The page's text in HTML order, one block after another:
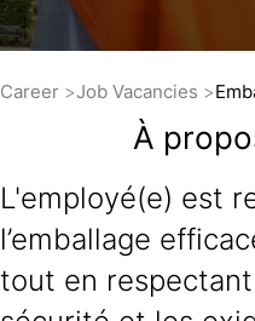
Career Job Vacancies
À
L'employé(e) est
l’emballage
tout en